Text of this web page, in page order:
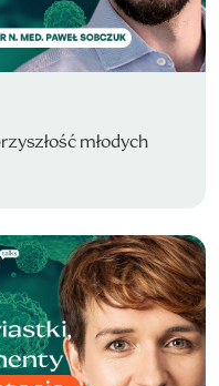
młodych